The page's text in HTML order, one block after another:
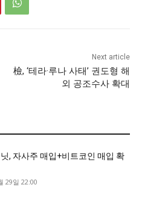
Next article
檢, ‘테라·루나 사태’ 권도형 해
외 공조수사 확대
, 자사주 매입+비트코인 매입 확
29일 22:00